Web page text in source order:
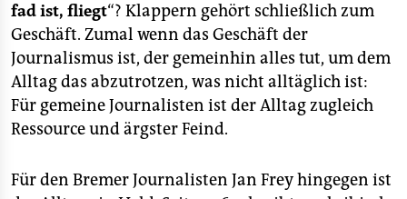
shop
fragen & hilfe
unterstützen
abo
genossenschaft
fad ist, fliegt“? Klappern gehört schließlich zum
Geschäft. Zumal wenn das Geschäft der
Journalismus ist, der gemeinhin alles tut, um dem
Alltag das abzutrotzen, was nicht alltäglich ist:
Für gemeine Journalisten ist der Alltag zugleich
Ressource und ärgster Feind.
Für den Bremer Journalisten Jan Frey hingegen ist